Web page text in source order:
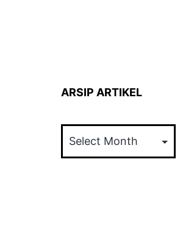
ARSIP ARTIKEL
ARTIKEL